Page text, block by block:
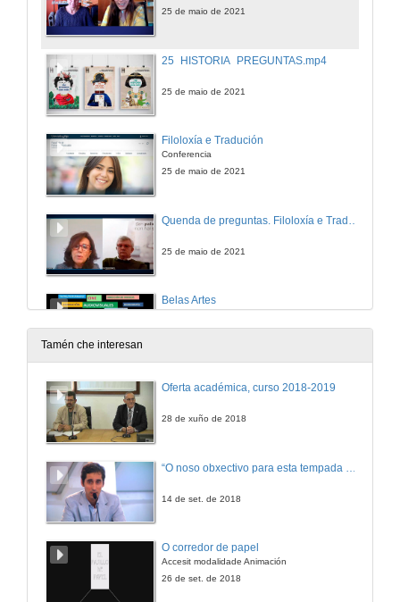
25 de maio de 2021
25_HISTORIA_PREGUNTAS.mp4
25 de maio de 2021
Filoloxía e Tradución
Conferencia
25 de maio de 2021
25 de maio de 2021
Belas Artes
25 de maio de 2021
Conferencia
Conferencia
Tamén che interesan
Oferta académica, curso 2018-2019
28 de xuño de 2018
14 de set. de 2018
O corredor de papel
Accesit modalidade Animación
26 de set. de 2018